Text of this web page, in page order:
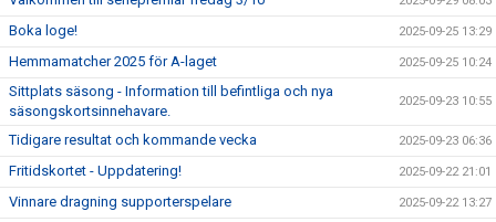
Boka loge! 2025-09-25 13:29
Hemmamatcher 2025 för A-laget 2025-09-25 10:24
Sittplats säsong - Information till befintliga och nya
säsongskortsinnehavare.
2025-09-23 10:55
Tidigare resultat och kommande vecka 2025-09-23 06:36
Fritidskortet - Uppdatering! 2025-09-22 21:01
Vinnare dragning supporterspelare 2025-09-22 13:27